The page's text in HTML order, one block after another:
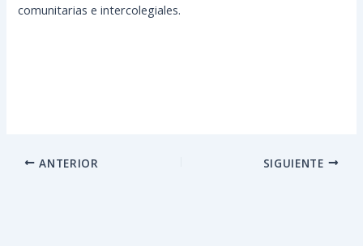
comunitarias e intercolegiales.
ANTERIOR SIGUIENTE